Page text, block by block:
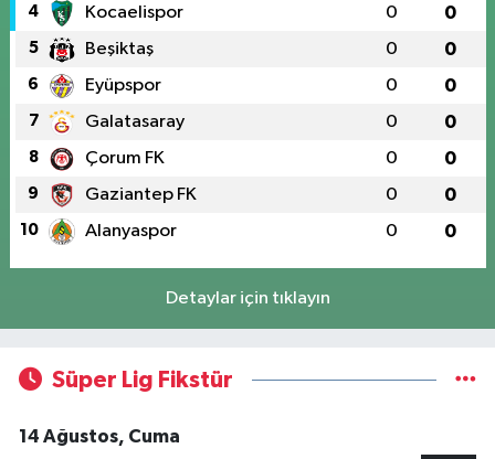
4 Kocaelispor 0 0
5 Beşiktaş 0 0
6 Eyüpspor 0 0
7 Galatasaray 0 0
8 Çorum FK 0 0
9 Gaziantep FK 0 0
10 Alanyaspor 0 0
Detaylar için tıklayın
Süper Lig Fikstür
14 Ağustos, Cuma